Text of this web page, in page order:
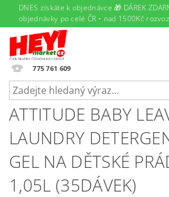
DNES získáte k objednávce 🎁 DÁREK
objednávky po celé ČR • nad 1500Kč rozvoz
775 761 609
ATTITUDE BABY
LAUNDRY
GEL NA DĚTSKÉ
1,05L (35DÁVEK)